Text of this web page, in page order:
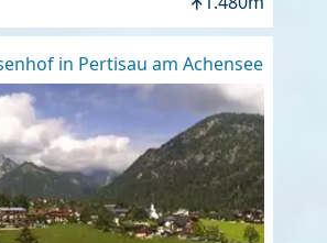
in Pertisau am Achensee